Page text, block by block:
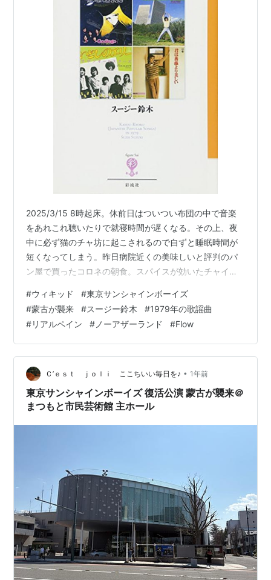
1990.2.13-15（VIEPLAN THEATER）
『彦馬がゆく』1990.4.10-15（下北沢ザ・スズナリ）
『12人の優しい日本人』1990.7.3-8.3（シアターサン
『ブロードウェイの生活』1990.11.7-14（下北沢駅前
『12人の優しい日本人』1991.3.21-29（シアタートッ
『ショウ・マスト・ゴー・オン』1991.6.13-17（下北
『99連隊』1991.12.21-1992.1.5（シアタートップ
ス）、1992.1.10-12（相鉄本多劇場）
12.30、1992.1.3（シアタートップス）1992.1.8、
1.9（相鉄本多劇場）
『ショウ・マスト・ゴー・オン TV版』1992.4.30放
映（フジテレビ）
スペースゼロ）、1992.5.3-4（新神戸オリエンタル
劇場）、1992.5.8-25（シアタートップス）
『もはやこれまで』1992.10.27-11.25（シアタートッ
プス）
『ラヂオの時間』1993.3.12-20（シアタートップ
ス）、1993.3.23-4.6（シアターサンモール）、
1993.9.8-10（相模原南市民ホール）、1993.9.16-
9.17（神奈川県立青少年センター）
『彦馬がゆく』1993.11.10-19（シアタートップ
ス）、1993.11.22-12.5（新宿紀伊国屋ホール）、
1993.12.8-12.12（大阪・上本町近鉄小劇場）
『ショウ・マスト・ゴー・オン』1994.4.1-20（新宿
紀伊国屋ホール）
2025/3/15 8時起床。休前日はついつい布団の中で音楽
をあれこれ聴いたりで就寝時間が遅くなる。その上、夜
中に必ず猫のチャ坊に起こされるので自ずと睡眠時間が
短くなってしまう。昨日病院近くの美味しいと評判のパ
ン屋で買ったコロネの朝食。スパイスが効いたチャイ風
ちと高級すぎたようだ。朝のうちにNHK+でドラマ「バニ
ラな毎日」の最終週を観ながら日記。筒井真理子と蓮佛
美沙子のシーンが良かったね。ホットケーキ食べたくな
った。 で散歩がてらユナイテッドシネマまで。ジョン・
Ｍ・チュウ監督「ウィキッド ふたりの魔女」（字幕版）
観る。後に「善い魔女」「悪い魔女…
#ウィキッド #東京サンシャインボーイズ
#蒙古が襲来 #スージー鈴木 #1979年の歌謡曲
#リアルペイン # ノーアザーランド #Flow
Ｃ’ｅｓｔ ｊｏｌｉ ここちいい毎日を♪ • 1年前
東京サンシャインボーイズ 復活公演 蒙古が襲来＠
まつもと市民芸術館 主ホール